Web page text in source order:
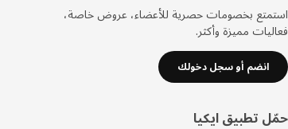
استمتع بخصومات حصرية للأعضاء، عروض خاصة،
فعاليات مميزة وأكثر.
انضم أو سجل دخولك
حمّل تطبيق ايكيا